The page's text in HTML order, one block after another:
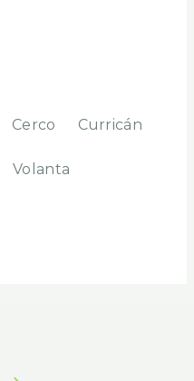
Cerco Curricán
Volanta